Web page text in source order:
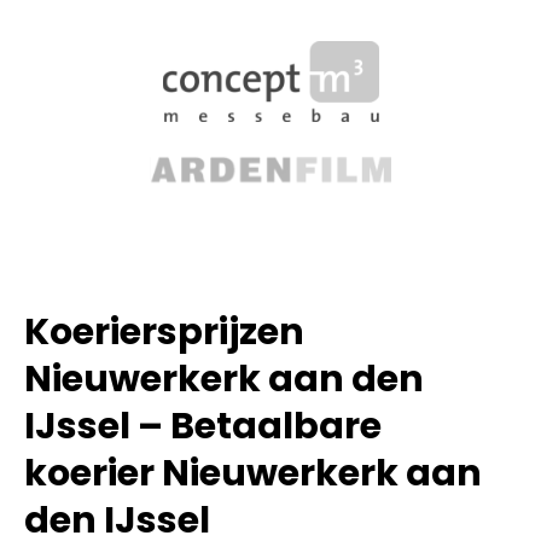
Koeriersprijzen
Nieuwerkerk aan den
IJssel – Betaalbare
koerier Nieuwerkerk aan
den IJssel